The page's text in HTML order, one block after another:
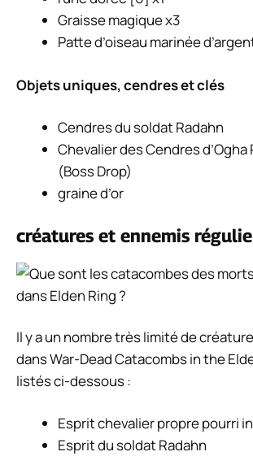
Graisse magique x3
Patte d’oiseau marinée
Objets uniques, cendres et clés
Cendres du soldat Radahn
Chevalier des Cendres d’Ogha
(Boss Drop)
graine d’or
créatures et ennemis
Il y a un nombre très limité de
dans War-Dead Catacombs in the
listés ci-dessous :
Esprit chevalier propre pourri
Esprit du soldat Radahn